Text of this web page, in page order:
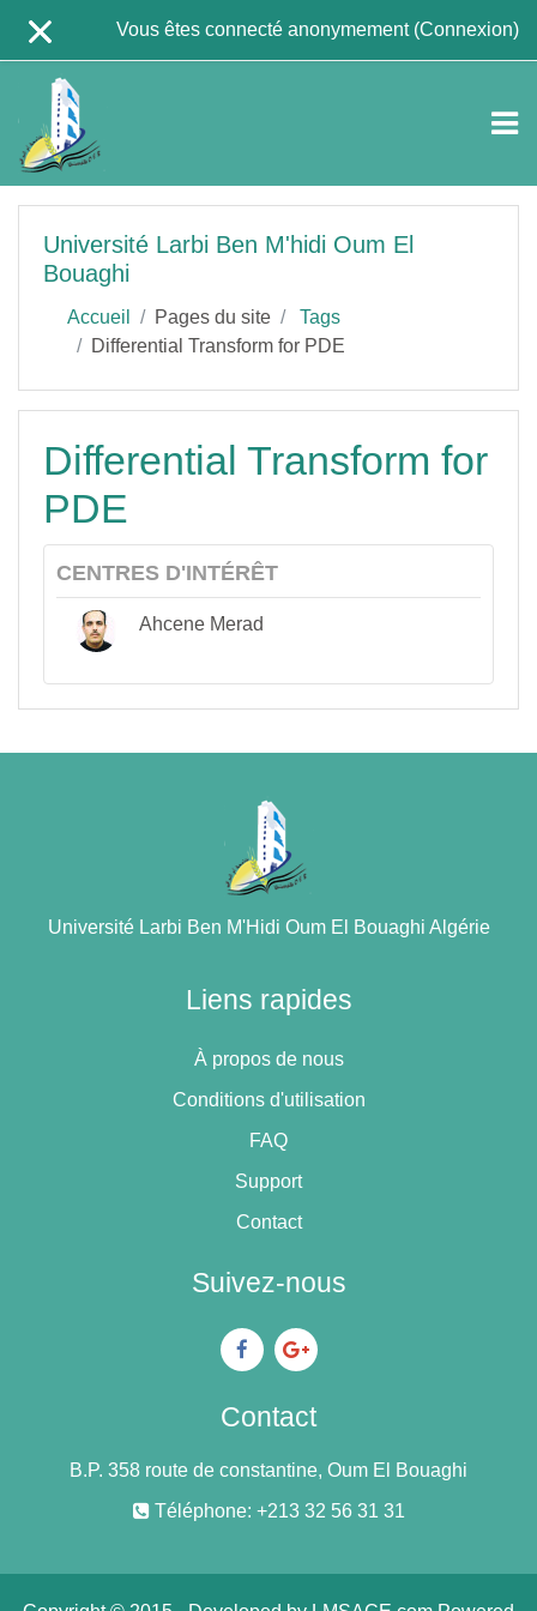
Vous êtes connecté anonymement (Connexion)
Université Larbi Ben M'hidi Oum El
Bouaghi
Accueil Pages du site
Tags
Differential Transform for PDE
Differential Transform for
PDE
CENTRES D'INTÉRÊT
Ahcene Merad
Université Larbi Ben M'Hidi Oum El Bouaghi Algérie
Liens rapides
À propos de nous
Conditions d'utilisation
FAQ
Support
Contact
Suivez-nous
Contact
B.P. 358 route de constantine, Oum El Bouaghi
Téléphone: +213 32 56 31 31